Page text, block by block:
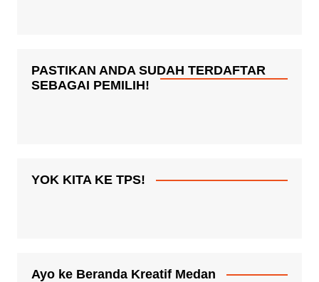
PASTIKAN ANDA SUDAH TERDAFTAR
SEBAGAI PEMILIH!
YOK KITA KE TPS!
Ayo ke Beranda Kreatif Medan